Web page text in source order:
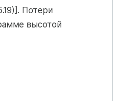
Потери
высотой